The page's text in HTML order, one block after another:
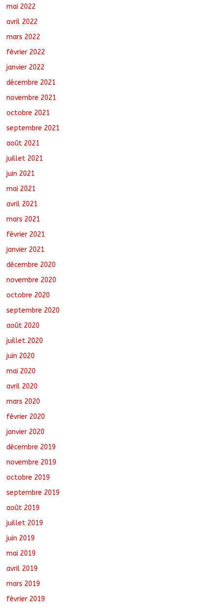
mai 2022
avril 2022
mars 2022
février 2022
janvier 2022
décembre 2021
novembre 2021
octobre 2021
septembre 2021
août 2021
juillet 2021
juin 2021
mai 2021
avril 2021
mars 2021
février 2021
janvier 2021
décembre 2020
novembre 2020
octobre 2020
septembre 2020
août 2020
juillet 2020
juin 2020
mai 2020
avril 2020
mars 2020
février 2020
janvier 2020
décembre 2019
novembre 2019
octobre 2019
septembre 2019
août 2019
juillet 2019
juin 2019
mai 2019
avril 2019
mars 2019
février 2019